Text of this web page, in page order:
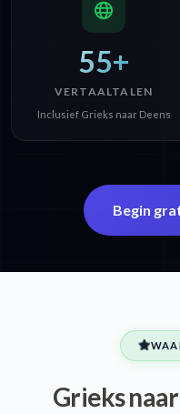
55+
VERTAALTALEN
Inclusief Grieks naar Deens
Begin
Grieks